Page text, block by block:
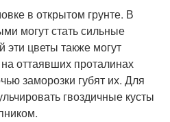
в открытом грунте. В
могут стать сильные
цветы также могут
оттаявших проталинах
заморозки губят их. Для
гвоздичные кусты